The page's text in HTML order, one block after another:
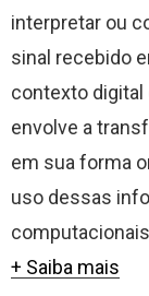
interpretar ou
sinal recebido
contexto digital
envolve a
em sua forma
uso dessas
+ Saiba mais